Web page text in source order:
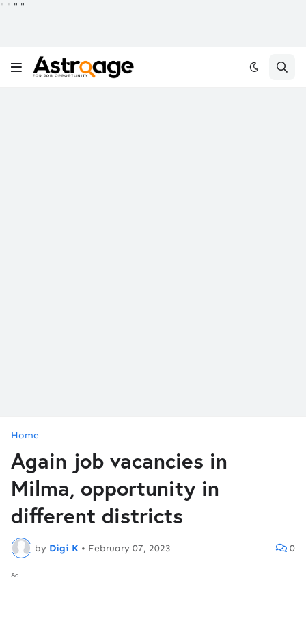
" " " "
Home
Again job vacancies in
Milma, opportunity in
different districts
by Digi K • February 07, 2023 0
Ad